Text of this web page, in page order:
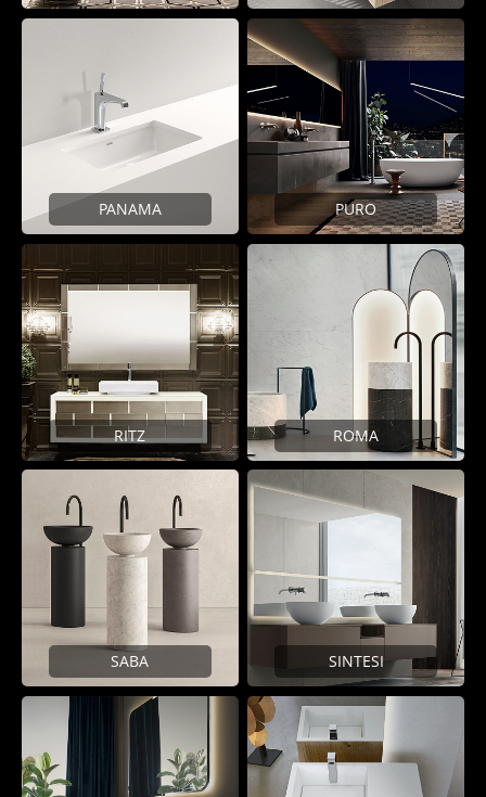
PANAMA PURO
RITZ ROMA
SABA SINTESI